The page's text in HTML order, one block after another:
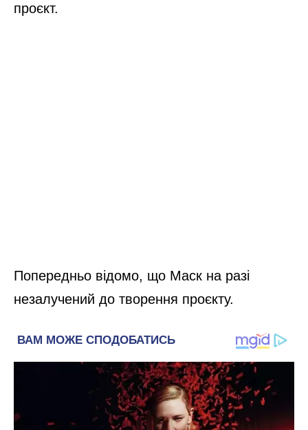
проєкт.
Попередньо відомо, що Маск на разі
незалучений до творення проєкту.